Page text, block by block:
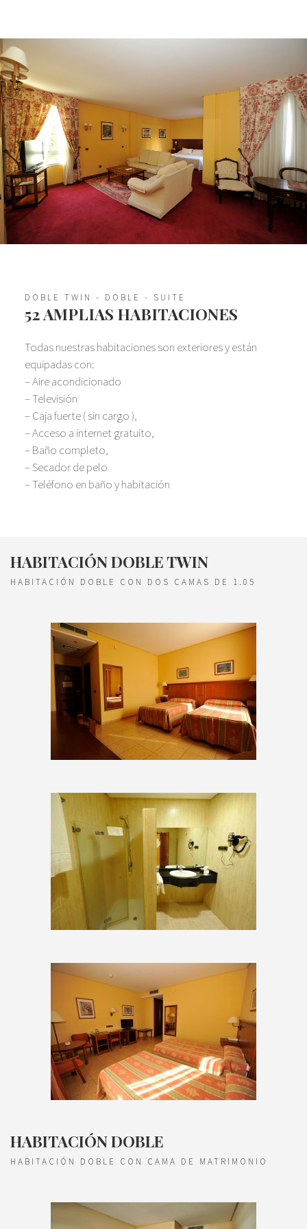
DOBLE TWIN - DOBLE - SUITE
52 AMPLIAS HABITACIONES
Todas nuestras habitaciones son exteriores y están
equipadas con:
– Aire acondicionado
– Televisión
– Caja fuerte ( sin cargo ),
– Acceso a internet gratuito,
– Baño completo,
– Secador de pelo
– Teléfono en baño y habitación
HABITACIÓN DOBLE TWIN
HABITACIÓN DOBLE CON DOS CAMAS DE 1.05
HABITACIÓN DOBLE
HABITACIÓN DOBLE CON CAMA DE MATRIMONIO